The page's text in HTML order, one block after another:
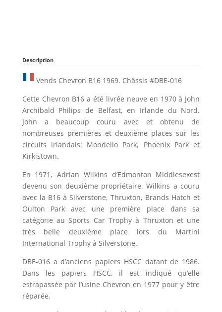
Description
Vends Chevron B16 1969. Châssis #DBE-016
Cette Chevron B16 a été livrée neuve en 1970 à John
Archibald Philips de Belfast, en Irlande du Nord.
John a beaucoup couru avec et obtenu de
nombreuses premières et deuxième places sur les
circuits irlandais: Mondello Park, Phoenix Park et
Kirkistown.
En 1971, Adrian Wilkins d’Edmonton Middlesexest
devenu son deuxième propriétaire. Wilkins a couru
avec la B16 à Silverstone, Thruxton, Brands Hatch et
Oulton Park avec une première place dans sa
catégorie au Sports Car Trophy à Thruxton et une
très belle deuxième place lors du Martini
International Trophy à Silverstone.
DBE-016 a d’anciens papiers HSCC datant de 1986.
Dans les papiers HSCC, il est indiqué qu’elle
estrapassée par l’usine Chevron en 1977 pour y être
réparée.